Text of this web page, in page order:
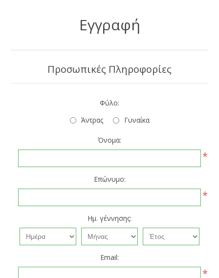
Εγγραφή
Προσωπικές Πληροφορίες
Φύλο:
Άντρας
Γυναίκα
Όνομα:
*
Επώνυμο:
*
Ημ. γέννησης:
Email:
*